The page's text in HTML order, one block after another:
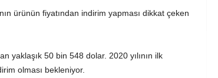
ürünün fiyatından indirim yapması dikkat çeken
yaklaşık 50 bin 548 dolar. 2020 yılının ilk
olması bekleniyor.